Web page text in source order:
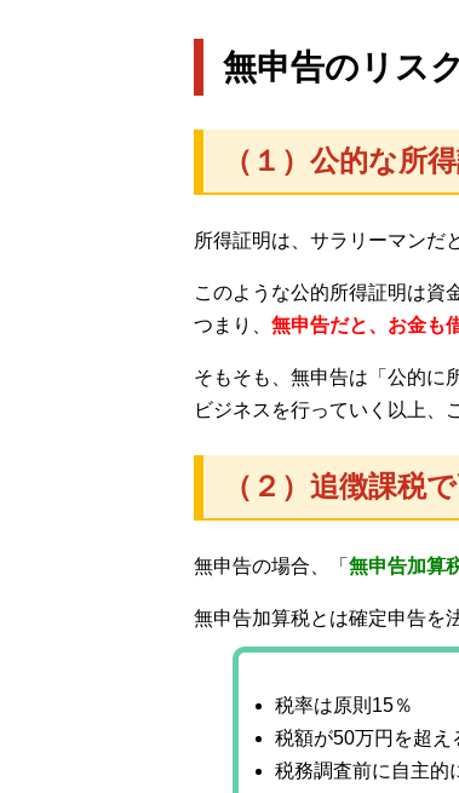
無申告のリスク
（１）公的な所
所得証明は、サラリーマンだ
このような公的所得証明は資
つまり、 無申告だと、お金も
そもそも、無申告は「公的に
ビジネスを行っていく以上、
（２）追徴課税
無申告の場合、「 無申告加算
無申告加算税とは確定申告を
税率は原則15％
税額が50万円を超え
税務調査前に自主的